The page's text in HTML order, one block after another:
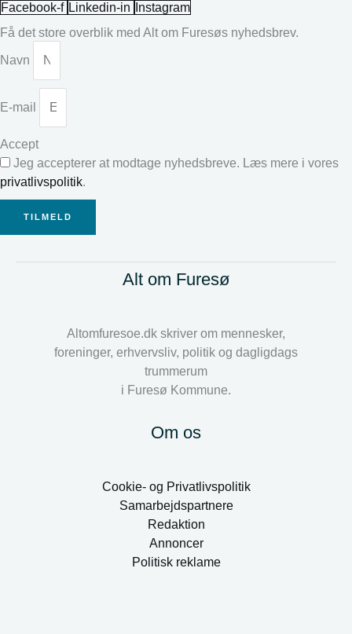
Facebook-f Linkedin-in
Instagram
Få det store overblik med Alt om Furesøs nyhedsbrev.
Navn
E-mail
Accept
Jeg accepterer at modtage nyhedsbreve. Læs mere i vores
privatlivspolitik.
TILMELD
Alt om Furesø
Altomfuresoe.dk skriver om mennesker,
foreninger, erhvervsliv, politik og dagligdags
trummerum
i Furesø Kommune.
Om os
Cookie- og Privatlivspolitik
Samarbejdspartnere
Redaktion
Annoncer
Politisk reklame